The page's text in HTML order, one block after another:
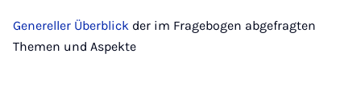
Genereller Überblick der im Fragebogen abgefragten
Themen und Aspekte